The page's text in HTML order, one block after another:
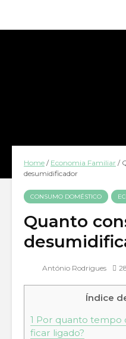
Home / Economia Familiar /
desumidificador
CONSUMO DOMÉSTICO
Quanto
António Rodrigues
Índice
1 Por quanto tempo
ficar ligado?